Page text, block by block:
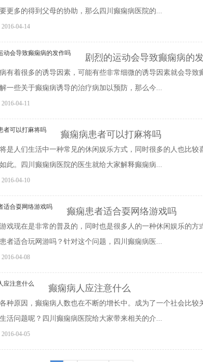
更多的得到父母的协助，那么四川癫痫病医院的...
04-14
剧烈的运动会导致癫痫病的
有着很多的诱导因素，可能有些非常细微的诱导因素就会导致
一些关于癫痫病诱导的治疗病加以预防，那么今...
04-11
癫痫病患者可以打麻将吗
是人们生活中一种常见的休闲娱乐方式，同时很多的人也比较
此。四川癫痫病医院的医生就给大家解释癫痫病...
04-10
癫痫患者适合耍网络游戏吗
戏现在是非常的普及的，同时也是很多人的一种休闲娱乐的
者适合玩网游吗？针对这个问题，四川癫痫病医...
04-08
癫痫病人应注意什么
种原因，癫痫病人数也在不断的增长中。成为了一个社会比
活问题呢？四川癫痫病医院给大家带来相关的介...
04-05